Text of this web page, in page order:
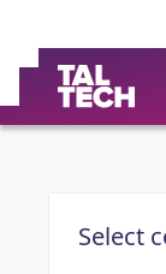
Select